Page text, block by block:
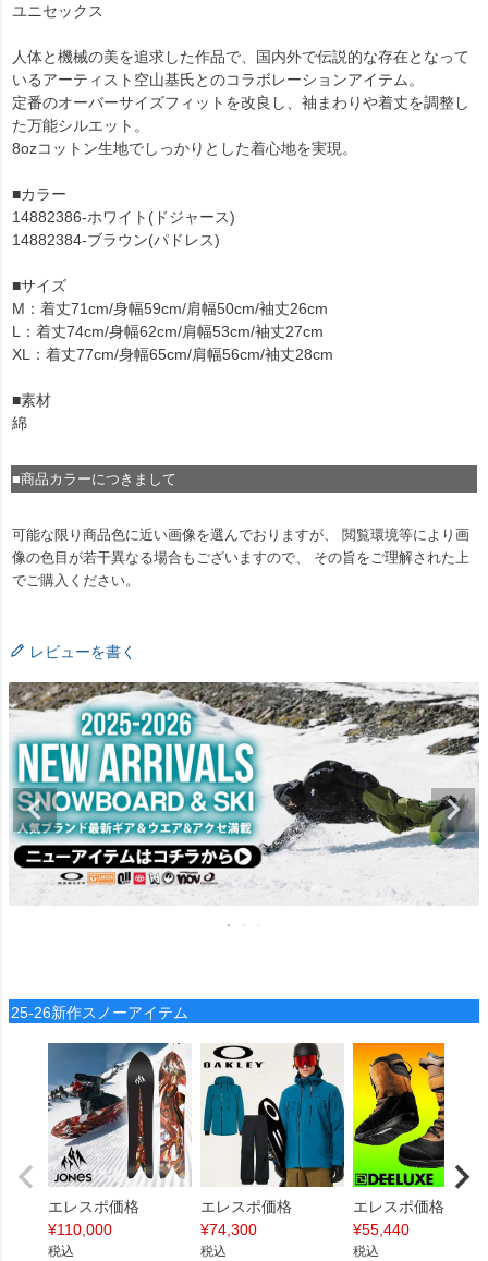
ユニセックス
人体と機械の美を追求した作品で、国内外で伝説的な存在となって
いるアーティスト空山基氏とのコラボレーションアイテム。
定番のオーバーサイズフィットを改良し、袖まわりや着丈を調整し
た万能シルエット。
8ozコットン生地でしっかりとした着心地を実現。
■カラー
14882386-ホワイト(ドジャース)
14882384-ブラウン(パドレス)
■サイズ
M：着丈71cm/身幅59cm/肩幅50cm/袖丈26cm
L：着丈74cm/身幅62cm/肩幅53cm/袖丈27cm
XL：着丈77cm/身幅65cm/肩幅56cm/袖丈28cm
■素材
綿
■商品カラーにつきまして
可能な限り商品色に近い画像を選んでおりますが、 閲覧環境等により画
像の色目が若干異なる場合もございますので、 その旨をご理解された上
でご購入ください。
レビューを書く
25-26新作スノーアイテム
エレスポ価格
¥110,000
税込
エレスポ価格
¥74,300
税込
エレスポ価格
¥55,440
税込